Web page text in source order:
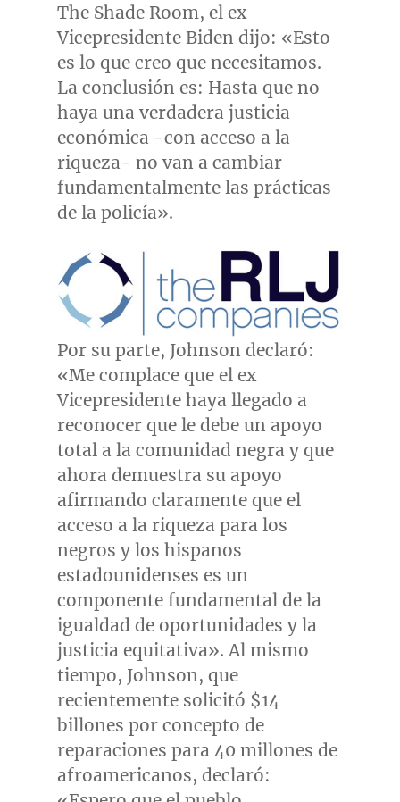
The Shade Room, el ex
Vicepresidente Biden dijo: «Esto
es lo que creo que necesitamos.
La conclusión es: Hasta que no
haya una verdadera justicia
económica -con acceso a la
riqueza- no van a cambiar
fundamentalmente las prácticas
de la policía».
Por su parte, Johnson declaró:
«Me complace que el ex
Vicepresidente haya llegado a
reconocer que le debe un apoyo
total a la comunidad negra y que
ahora demuestra su apoyo
afirmando claramente que el
acceso a la riqueza para los
negros y los hispanos
estadounidenses es un
componente fundamental de la
igualdad de oportunidades y la
justicia equitativa». Al mismo
tiempo, Johnson, que
recientemente solicitó $14
billones por concepto de
reparaciones para 40 millones de
afroamericanos, declaró: